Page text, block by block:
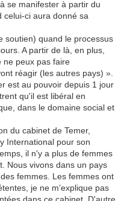
se manifester à partir du
celui-ci aura donné sa
soutien) quand le processus
A partir de là, en plus,
ne peux pas faire
réagir (les autres pays) ».
est au pouvoir depuis 1 jour
qu'il est libéral en
dans le domaine social et
du cabinet de Temer,
International pour son
il n'y a plus de femmes
Nous vivons dans un pays
femmes. Les femmes ont
je ne m’explique pas